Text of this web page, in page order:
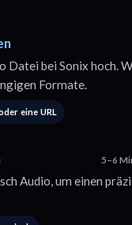
Datei bei Sonix hoch.
Formate.
eine URL
5–6
Audio, um einen